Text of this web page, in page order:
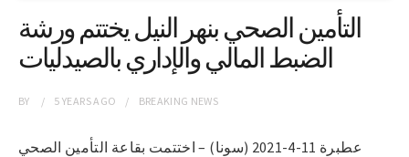
التأمين الصحي بنهر النيل يختتم ورشة
الضبط المالي والإداري بالصيدليات
BY 5 YEARSAGO BREAKING NEWS
عطبرة 11-4-2021 (سونا) – اختتمت بقاعة التأمين الصحي